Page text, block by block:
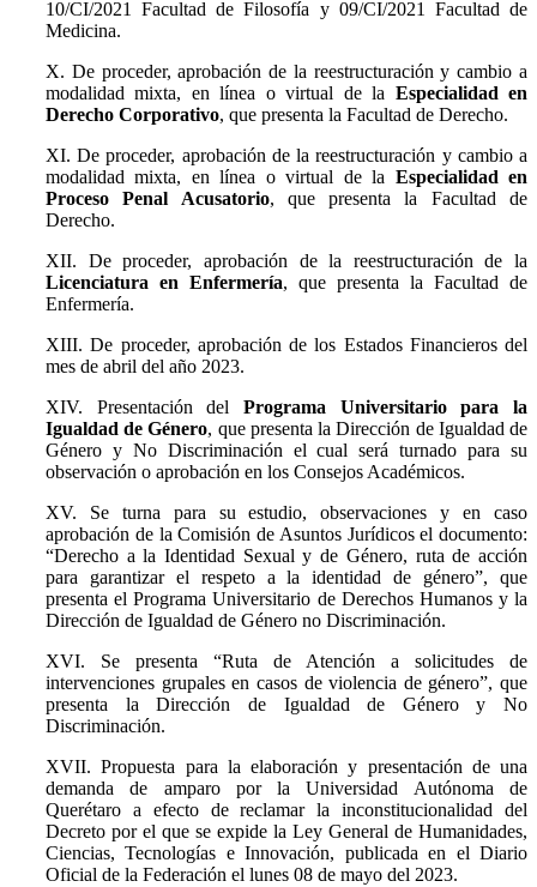
10/CI/2021 Facultad de Filosofía y 09/CI/2021 Facultad de
Medicina.
X. De proceder, aprobación de la reestructuración y cambio a
modalidad mixta, en línea o virtual de la Especialidad en
Derecho Corporativo, que presenta la Facultad de Derecho.
XI. De proceder, aprobación de la reestructuración y cambio a
modalidad mixta, en línea o virtual de la Especialidad en
Proceso Penal Acusatorio, que presenta la Facultad de
Derecho.
XII. De proceder, aprobación de la reestructuración de la
Licenciatura en Enfermería, que presenta la Facultad de
Enfermería.
XIII. De proceder, aprobación de los Estados Financieros del
mes de abril del año 2023.
XIV. Presentación del Programa Universitario para la
Igualdad de Género, que presenta la Dirección de Igualdad de
Género y No Discriminación el cual será turnado para su
observación o aprobación en los Consejos Académicos.
XV. Se turna para su estudio, observaciones y en caso
aprobación de la Comisión de Asuntos Jurídicos el documento:
“Derecho a la Identidad Sexual y de Género, ruta de acción
para garantizar el respeto a la identidad de género”, que
presenta el Programa Universitario de Derechos Humanos y la
Dirección de Igualdad de Género no Discriminación.
XVI. Se presenta “Ruta de Atención a solicitudes de
intervenciones grupales en casos de violencia de género”, que
presenta la Dirección de Igualdad de Género y No
Discriminación.
XVII. Propuesta para la elaboración y presentación de una
demanda de amparo por la Universidad Autónoma de
Querétaro a efecto de reclamar la inconstitucionalidad del
Decreto por el que se expide la Ley General de Humanidades,
Ciencias, Tecnologías e Innovación, publicada en el Diario
Oficial de la Federación el lunes 08 de mayo del 2023.